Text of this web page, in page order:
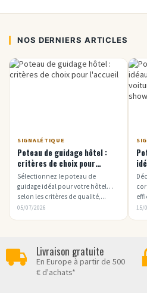
NOS DERNIERS ARTICLES
SIGNALÉTIQUE
Poteau de guidage hôtel :
critères de choix pour
l'accueil
Sélectionnez le poteau de
guidage idéal pour votre hôtel
selon les critères de qualité,...
05/07/2026 15/
Livraison gratuite
En Europe à partir de 500
€ d'achats*